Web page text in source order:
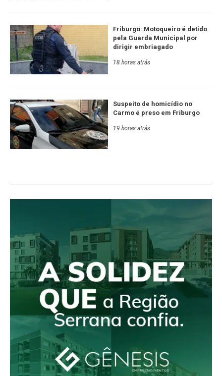
Friburgo: Motoqueiro é detido
pela Guarda Municipal por
dirigir embriagado
18 horas atrás
Suspeito de homicídio no
Carmo é preso em Friburgo
19 horas atrás